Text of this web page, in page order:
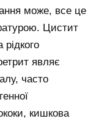
може, все це
Цистит
рідкого
являє
часто
кишкова